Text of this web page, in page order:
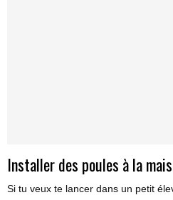
Installer des poules à la
Si tu veux te lancer dans un petit